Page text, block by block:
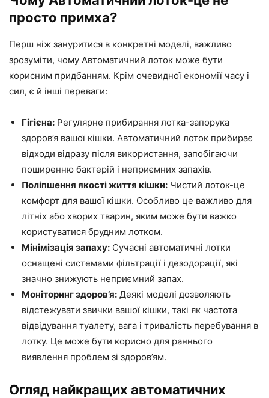
просто примха?
Перш ніж зануритися в конкретні моделі, важливо
зрозуміти, чому Автоматичний лоток може бути
корисним придбанням. Крім очевидної економії часу і
сил, є й інші переваги:
Гігієна: Регулярне прибирання лотка-запорука
здоров’я вашої кішки. Автоматичний лоток прибирає
відходи відразу після використання, запобігаючи
поширенню бактерій і неприємних запахів.
Поліпшення якості життя кішки: Чистий лоток-це
комфорт для вашої кішки. Особливо це важливо для
літніх або хворих тварин, яким може бути важко
користуватися брудним лотком.
Мінімізація запаху: Сучасні автоматичні лотки
оснащені системами фільтрації і дезодорації, які
значно знижують неприємний запах.
Моніторинг здоров’я: Деякі моделі дозволяють
відстежувати звички вашої кішки, такі як частота
відвідування туалету, вага і тривалість перебування в
лотку. Це може бути корисно для раннього
виявлення проблем зі здоров’ям.
Огляд найкращих автоматичних